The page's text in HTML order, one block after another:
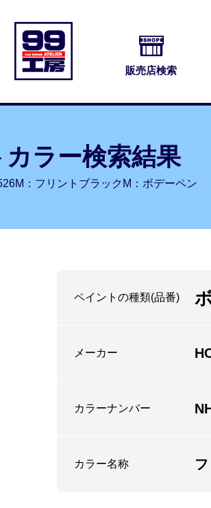
販売店検索
ラー検索結果
：フリントブラックM：ボデーペン
ペイントの種類(品番)
メーカー
カラーナンバー
カラー名称